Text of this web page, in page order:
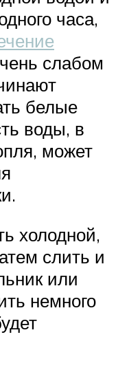
часа,
слабом
белые
воды, в
может
холодной,
слить и
или
немного